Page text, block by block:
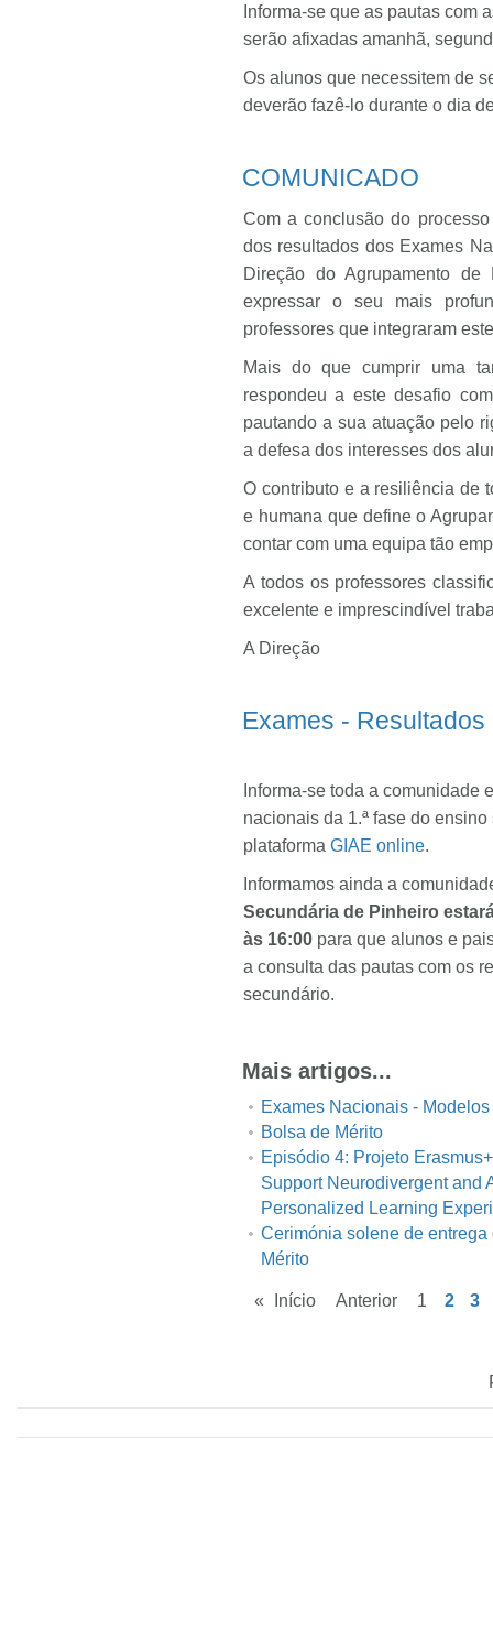
Informa-se que as pautas com
serão afixadas amanhã,
Os alunos que necessitem de
deverão fazê-lo durante o dia
COMUNICADO
Com a conclusão do
dos resultados dos Exames
Direção do Agrupamento
expressar o seu mais
professores que integraram
Mais do que cumprir uma
respondeu a este desafio
pautando a sua atuação pelo
a defesa dos interesses dos
O contributo e a resiliência de
e humana que define o
contar com uma equipa tão
A todos os professores
excelente e imprescindível
A Direção
Exames - Resultados
Informa-se toda a comunidade
nacionais da 1.ª fase do
plataforma GIAE online.
Informamos ainda a
Secundária de Pinheiro
às 16:00 para que alunos e
a consulta das pautas com os
secundário.
Mais artigos...
Exames Nacionais -
Bolsa de Mérito
Episódio 4: Projeto
Support Neurodivergent and
Personalized Learning
Cerimónia solene de
Mérito
« Início Anterior 1 2 3